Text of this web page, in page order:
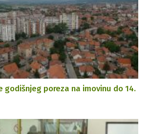
godišnjeg poreza na imovinu do 14.